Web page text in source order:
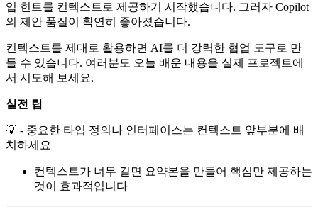
입 힌트를 컨텍스트로 제공하기 시작했습니다. 그러자 Copilot
의 제안 품질이 확연히 좋아졌습니다.
컨텍스트를 제대로 활용하면 AI를 더 강력한 협업 도구로 만
들 수 있습니다. 여러분도 오늘 배운 내용을 실제 프로젝트에
서 시도해 보세요.
실전 팁
💡 - 중요한 타입 정의나 인터페이스는 컨텍스트 앞부분에 배
치하세요
컨텍스트가 너무 길면 요약본을 만들어 핵심만 제공하는
것이 효과적입니다